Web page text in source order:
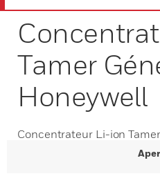
Tamer
Honeywell
Concentrateur Li-ion